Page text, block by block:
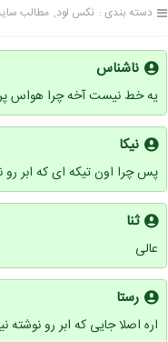
دسته بندی : نکس لود مطالب
ناشناس
یه خط نیست آخه چرا هواس
نیکا
پس چرا اون تیکه ای که ابر رو
ثنا
عالی
رستا
اره اصلا جایی که ابر رو